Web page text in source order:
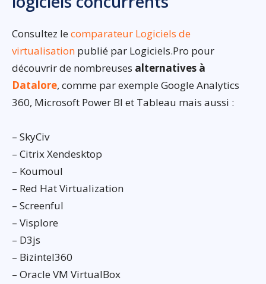
Consultez lecomparateur Logiciels de
virtualisation publié par Logiciels.Pro pour
découvrir de nombreuses alternatives à
Datalore, comme par exemple Google Analytics
360, Microsoft Power BI et Tableau mais aussi :
– SkyCiv
– Citrix Xendesktop
– Koumoul
– Red Hat Virtualization
– Screenful
– Visplore
– D3js
– Bizintel360
– Oracle VM VirtualBox